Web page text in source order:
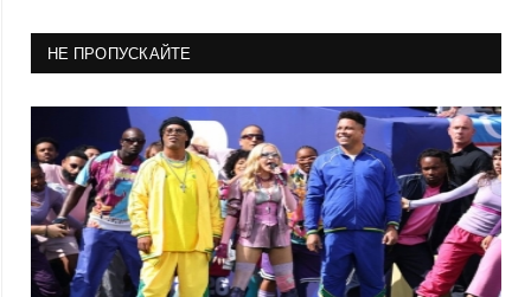
НЕ ПРОПУСКАЙТЕ